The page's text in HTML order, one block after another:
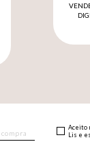
Aceito
Lis e